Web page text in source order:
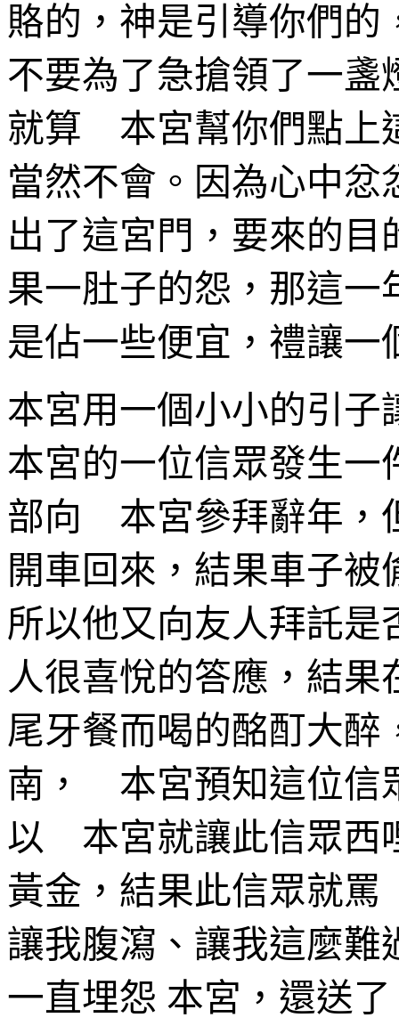
賂的，神是引導你們的
不要為了急搶領了一盞
就算 本宮幫你們點上
當然不會。因為心中
出了這宮門，要來的
果一肚子的怨，那這一
是佔一些便宜，禮讓一
本宮用一個小小的引
本宮的一位信眾發生一
部向 本宮參拜辭年，
開車回來，結果車子
所以他又向友人拜託是
人很喜悅的答應，結
尾牙餐而喝的酩酊大醉
南， 本宮預知這位信
以 本宮就讓此信眾西
黃金，結果此信眾就
讓我腹瀉、讓我這麼難
一直埋怨 本宮，還送